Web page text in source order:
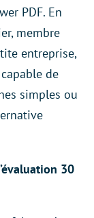
PDF. En
membre
entreprise,
de
simples ou
30